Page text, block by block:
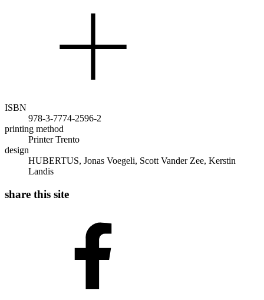
ISBN
978-3-7774-2596-2
printing method
Printer Trento
design
HUBERTUS, Jonas Voegeli, Scott Vander Zee, Kerstin
Landis
share this site